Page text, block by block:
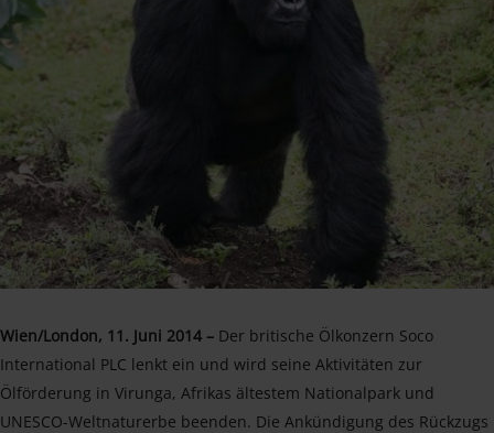
Wien/London, 11. Juni 2014 – Der britische Ölkonzern Soco
International PLC lenkt ein und wird seine Aktivitäten zur
Ölförderung in Virunga, Afrikas ältestem Nationalpark und
UNESCO-Weltnaturerbe beenden. Die Ankündigung des Rückzugs